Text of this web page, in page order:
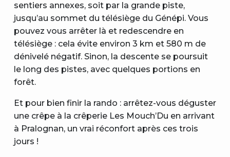
sentiers annexes, soit par la grande piste,
jusqu’au sommet du télésiège du Génépi. Vous
pouvez vous arrêter là et redescendre en
télésiège : cela évite environ 3 km et 580 m de
dénivelé négatif. Sinon, la descente se poursuit
le long des pistes, avec quelques portions en
forêt.
Et pour bien finir la rando : arrêtez-vous déguster
une crêpe à la crêperie Les Mouch’Du en arrivant
à Pralognan, un vrai réconfort après ces trois
jours !